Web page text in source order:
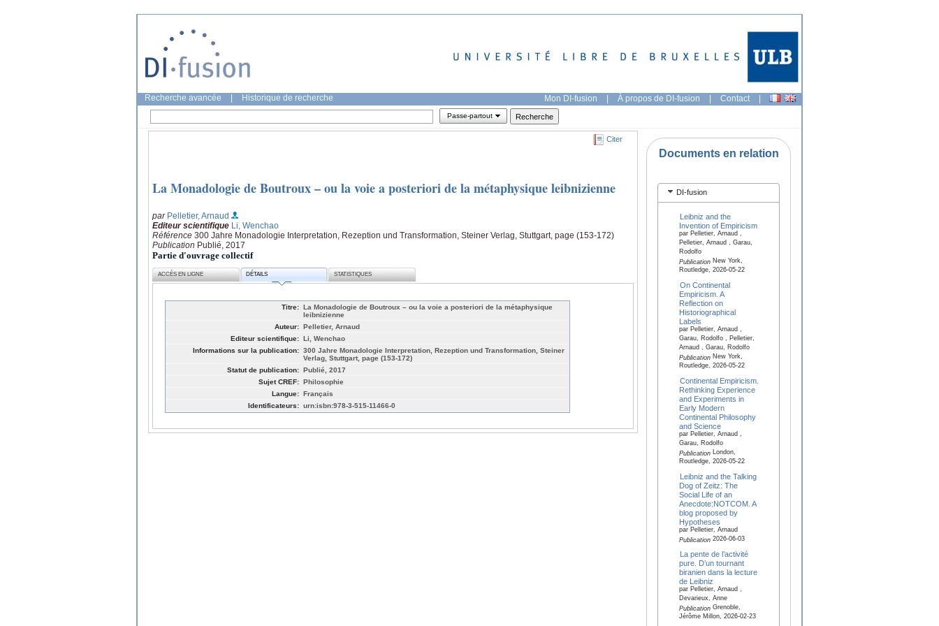
Recherche avancée Historique de recherche Mon DI-fusion | À propos de DI-fusion | Contact |
Passe-partout
Citer
La Monadologie de Boutroux – ou la voie a posteriori de la métaphysique leibnizienne
par Pelletier, Arnaud
Editeur scientifique Li, Wenchao
Référence 300 Jahre Monadologie Interpretation, Rezeption und Transformation, Steiner Verlag, Stuttgart, page (153-172)
Publication Publié, 2017
Partie d'ouvrage collectif
ACCÈS EN LIGNE DÉTAILS STATISTIQUES
Titre: La Monadologie de Boutroux – ou la voie a posteriori de la métaphysique
leibnizienne
Auteur: Pelletier, Arnaud
Editeur scientifique: Li, Wenchao
Informations sur la publication: 300 Jahre Monadologie Interpretation, Rezeption und Transformation, Steiner
Verlag, Stuttgart, page (153-172)
Statut de publication: Publié, 2017
Sujet CREF: Philosophie
Langue: Français
Identificateurs: urn:isbn:978-3-515-11466-0
Documents en relation
DI-fusion
Leibniz and the
Invention of Empiricism
par Pelletier, Arnaud ,
Pelletier, Arnaud , Garau,
Rodolfo
PublicationNew York,
Routledge, 2026-05-22
On Continental
Empiricism. A
Reflection on
Historiographical
Labels
par Pelletier, Arnaud ,
Garau, Rodolfo , Pelletier,
Arnaud , Garau, Rodolfo
PublicationNew York,
Routledge, 2026-05-22
Continental Empiricism.
Rethinking Experience
and Experiments in
Early Modern
Continental Philosophy
and Science
par Pelletier, Arnaud ,
Garau, Rodolfo
PublicationLondon,
Routledge, 2026-05-22
Leibniz and the Talking
Dog of Zeitz: The
Social Life of an
Anecdote:NOTCOM. A
blog proposed by
Hypotheses
par Pelletier, Arnaud
Publication2026-06-03
La pente de l’activité
pure. D’un tournant
biranien dans la lecture
de Leibniz
par Pelletier, Arnaud ,
Devarieux, Anne
PublicationGrenoble,
Jérôme Millon, 2026-02-23